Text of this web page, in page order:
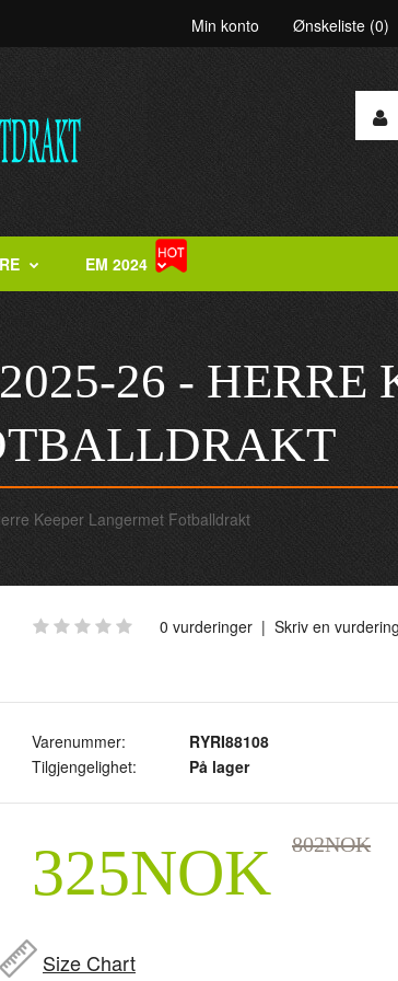
Min konto Ønskeliste (0)
EM 2024
26 - HERRE
Keeper Langermet Fotballdrakt
0 vurderinger | Skriv en vurdering
Varenummer:
RYRI88108
Tilgjengelighet:
På lager
325NOK 802NOK
Size Chart